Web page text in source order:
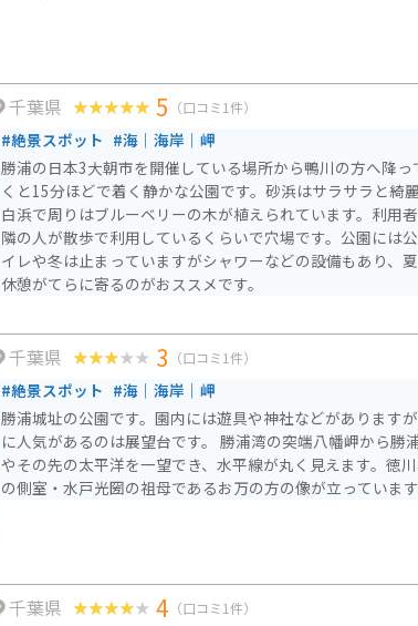
千葉県 5 （口コミ1件）
#絶景スポット #海｜海岸｜岬
勝浦の日本3大朝市を開催している場所から鴨川の方へ降っ
くと15分ほどで着く静かな公園です。砂浜はサラサラと綺
白浜で周りはブルーベリーの木が植えられています。利用
隣の人が散歩で利用しているくらいで穴場です。公園には
イレや冬は止まっていますがシャワーなどの設備もあり、
休憩がてらに寄るのがおススメです。
千葉県 3 （口コミ1件）
#絶景スポット #海｜海岸｜岬
勝浦城址の公園です。園内には遊具や神社などがあります
に人気があるのは展望台です。 勝浦湾の突端八幡岬から勝
やその先の太平洋を一望でき、水平線が丸く見えます。徳
の側室・水戸光圀の祖母であるお万の方の像が立っています
千葉県 4 （口コミ1件）